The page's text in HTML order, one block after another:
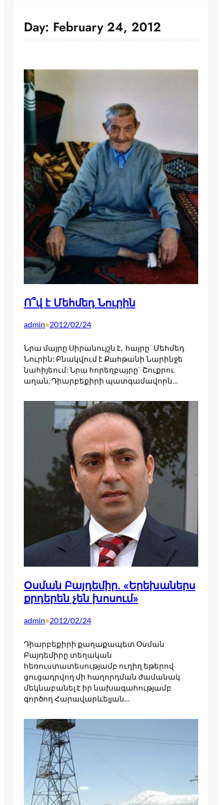
Day: February 24, 2012
Ո՞վ է Մեհմեդ Նուրին
admin•2012/02/24
Նրա մայրը Սիրանույշն է, հայրը` Մեհմեդ
Նուրին: Բնակվում է Քահթանի Նարինջե
նահիյեում: Նրա հորեղբայրը` Շուքրու
աղան, Դիարբեքիրի պատգամավորն…
Օսման Բայդեմիր. «Երեխաներս
քրդերեն չեն խոսում»
admin•2012/02/24
Դիարբեքիրի քաղաքապետ Օսման
Բայդեմիրը տեղական
հեռուստատեսությամբ ուղիղ եթերով
ցուցադրվող մի հաղորդման ժամանակ
մեկնաբանել է իր նախագահությամբ
գործող Հարավարևելյան…